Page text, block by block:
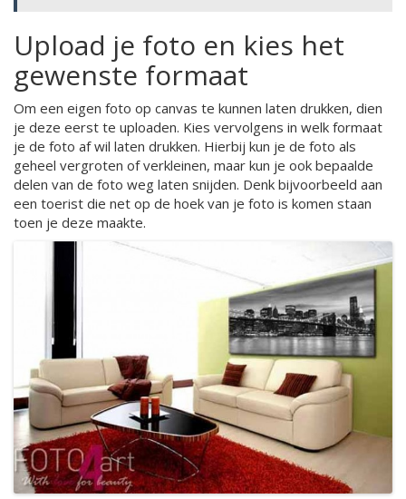
Upload je foto en kies het
gewenste formaat
Om een eigen foto op canvas te kunnen laten drukken, dien
je deze eerst te uploaden. Kies vervolgens in welk formaat
je de foto af wil laten drukken. Hierbij kun je de foto als
geheel vergroten of verkleinen, maar kun je ook bepaalde
delen van de foto weg laten snijden. Denk bijvoorbeeld aan
een toerist die net op de hoek van je foto is komen staan
toen je deze maakte.